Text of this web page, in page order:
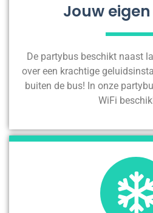
Jouw
De partybus beschikt naast
over een krachtige
buiten de bus! In onze
WiFi